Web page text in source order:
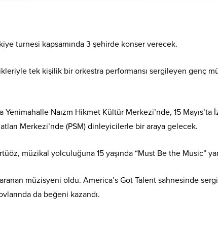
turnesi kapsamında 3 şehirde konser verecek.
tek kişilik bir orkestra performansı sergileyen genç
Naızm Hikmet Kültür Merkezi’nde, 15
Merkezi’nde (PSM) dinleyicilerle bir araya gelecek.
müzikal yolculuğuna 15 yaşında “Must Be the Music”
müzisyeni oldu. America’s Got Talent sahnesinde
da beğeni kazandı.